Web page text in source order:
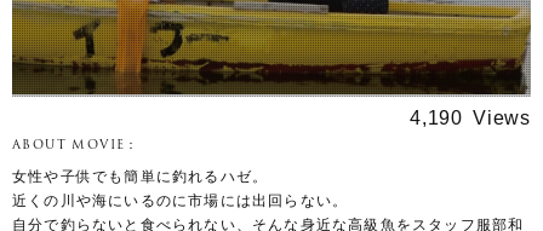
4,190
ABOUT MOVIE：
女性や子供でも簡単に釣れるハゼ。
近くの川や海にいるのに市場には出回らない。
自分で釣らないと食べられない、そんな身近な高級魚をスタッフ服部和